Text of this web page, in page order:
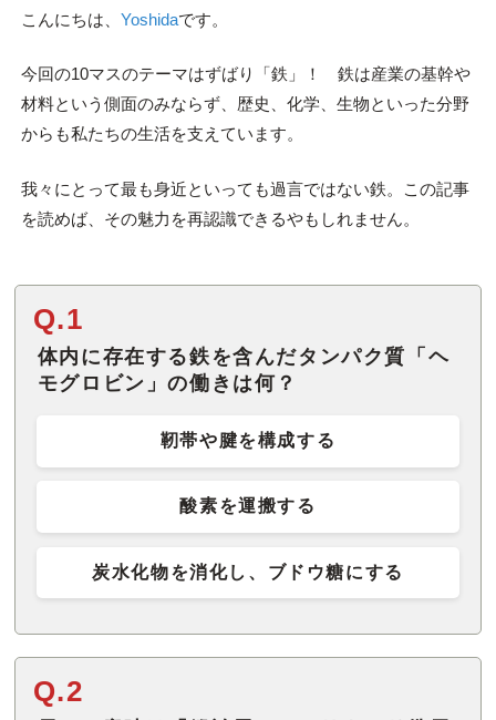
こんにちは、 Yoshidaです。
今回の10マスのテーマはずばり「鉄」！ 鉄は産業の基幹や
材料という側面のみならず、歴史、化学、生物といった分野
からも私たちの生活を支えています。
我々にとって最も身近といっても過言ではない鉄。この記事
を読めば、その魅力を再認識できるやもしれません。
Q.1
体内に存在する鉄を含んだタンパク質「ヘ
モグロビン」の働きは何？
靭帯や腱を構成する
酸素を運搬する
炭水化物を消化し、ブドウ糖にする
Q.2